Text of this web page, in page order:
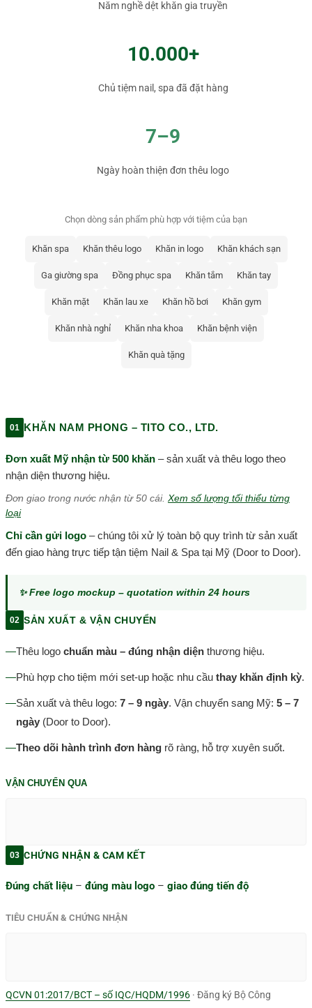
Năm nghề dệt khăn gia truyền
10.000+
Chủ tiệm nail, spa đã đặt hàng
7–9
Ngày hoàn thiện đơn thêu logo
Chọn dòng sản phẩm phù hợp với tiệm của bạn
Khăn spa Khăn thêu logo Khăn in logo Khăn khách sạn
Ga giường spa Đồng phục spa Khăn tắm Khăn tay
Khăn mặt Khăn lau xe Khăn hồ bơi Khăn gym
Khăn nhà nghỉ Khăn nha khoa Khăn bệnh viện
Khăn quà tặng
01 KHĂN NAM PHONG – TITO CO., LTD.
Đơn xuất Mỹ nhận từ 500 khăn – sản xuất và thêu logo theo
nhận diện thương hiệu.
Đơn giao trong nước nhận từ 50 cái. Xem số lượng tối thiểu từng
loại
Chỉ cần gửi logo – chúng tôi xử lý toàn bộ quy trình từ sản xuất
đến giao hàng trực tiếp tận tiệm Nail & Spa tại Mỹ (Door to Door).
✨ Free logo mockup – quotation within 24 hours
02 SẢN XUẤT & VẬN CHUYỂN
—Thêu logo chuẩn màu – đúng nhận diện thương hiệu.
—Phù hợp cho tiệm mới set-up hoặc nhu cầu thay khăn định kỳ.
—Sản xuất và thêu logo: 7 – 9 ngày. Vận chuyển sang Mỹ: 5 – 7
ngày (Door to Door).
—Theo dõi hành trình đơn hàng rõ ràng, hỗ trợ xuyên suốt.
VẬN CHUYỂN QUA
03 CHỨNG NHẬN & CAM KẾT
Đúng chất liệu – đúng màu logo – giao đúng tiến độ
TIÊU CHUẨN & CHỨNG NHẬN
QCVN 01:2017/BCT – số IQC/HQDM/1996 · Đăng ký Bộ Công